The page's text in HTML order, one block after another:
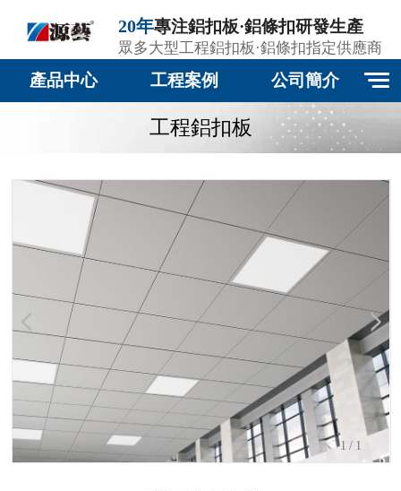
20年專注鋁扣板·鋁條扣研發生產
眾多大型工程鋁扣板·鋁條扣指定供應商
產品中心 工程案例 公司簡介
工程鋁扣板
1 /1